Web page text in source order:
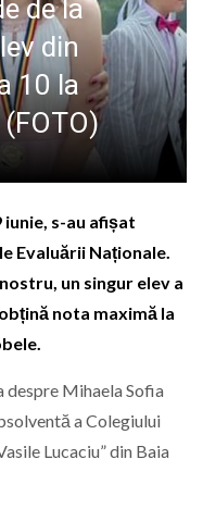
de la
din
10 la
iunie, s-au afișat
Evaluării Naționale.
un singur elev a
nota maximă la
despre Mihaela Sofia
a Colegiului
Lucaciu” din Baia